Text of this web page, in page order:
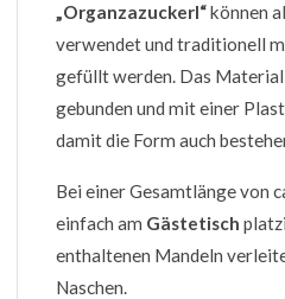
„Organzazuckerl“können
verwendet und traditionell
gefüllt werden. Das
gebunden und mit einer
damit die Form auch
Bei einer Gesamtlänge von
einfach am Gästetisch
enthaltenen Mandeln
Naschen.